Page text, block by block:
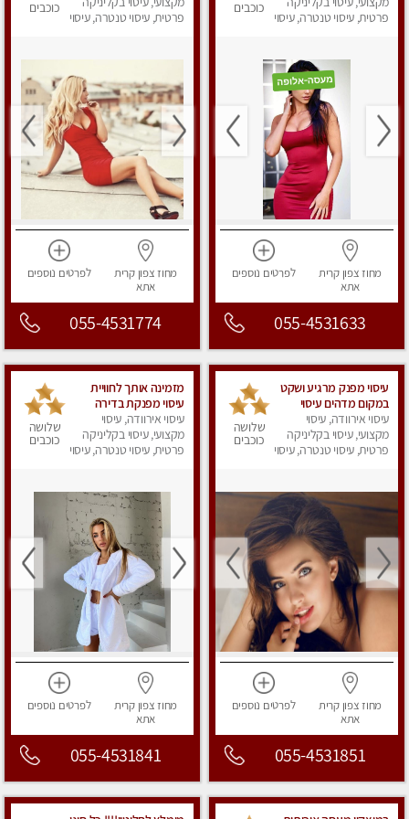
בלתי נשכחת!!
פרטית, עיסוי טנטרה, עיסוי
כוכבים
מחוז צפוןקרית
אתא
לפרטים נוספים
055-4531633
פרטית, עיסוי טנטרה, עיסוי
כוכבים
מחוז צפוןקרית
אתא
לפרטים נוספים
055-4531774
עיסוי מפנק מרגיע ושקט
במקום מדהים עיסוי
מושקע מאוד
עיסוי אירוודה, עיסוי
מקצועי, עיסוי בקליניקה
פרטית, עיסוי טנטרה, עיסוי
שלושה
כוכבים
מחוז צפוןקרית
אתא
לפרטים נוספים
055-4531851
מזמינה אותך לחוויית
עיסוי מפנקת בדירה
פרטית Massage
עיסוי אירוודה, עיסוי
מקצועי, עיסוי בקליניקה
פרטית, עיסוי טנטרה, עיסוי
שלושה
כוכבים
מחוז צפוןקרית
אתא
לפרטים נוספים
055-4531841